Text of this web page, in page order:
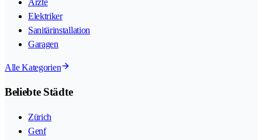
Elektriker
Sanitärinstallation
Garagen
Alle Kategorien
Beliebte Städte
Zürich
Genf